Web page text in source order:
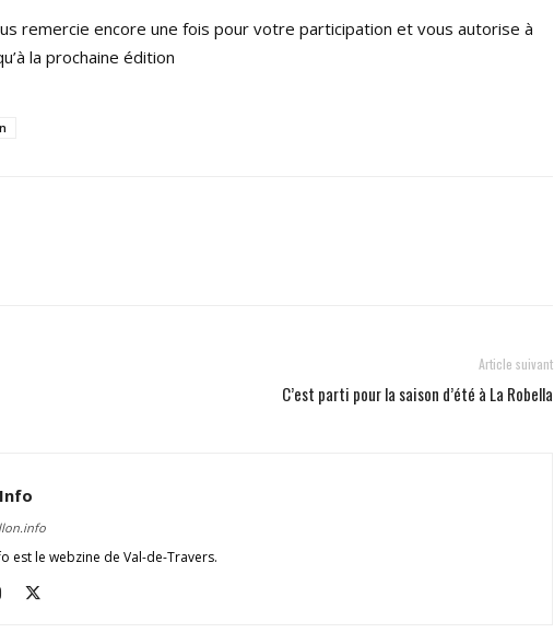
remercie encore une fois pour votre participation et vous autorise à
la prochaine édition
Article suivant
C’est parti pour la saison d’été à La Robella
est le webzine de Val-de-Travers.